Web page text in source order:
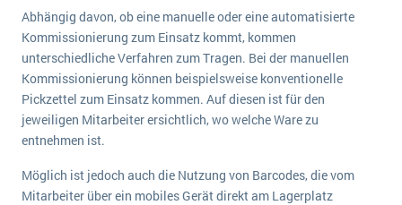
Abhängig davon, ob eine manuelle oder eine automatisierte
Kommissionierung zum Einsatz kommt, kommen
unterschiedliche Verfahren zum Tragen. Bei der manuellen
Kommissionierung können beispielsweise konventionelle
Pickzettel zum Einsatz kommen. Auf diesen ist für den
jeweiligen Mitarbeiter ersichtlich, wo welche Ware zu
entnehmen ist.
Möglich ist jedoch auch die Nutzung von Barcodes, die vom
Mitarbeiter über ein mobiles Gerät direkt am Lagerplatz